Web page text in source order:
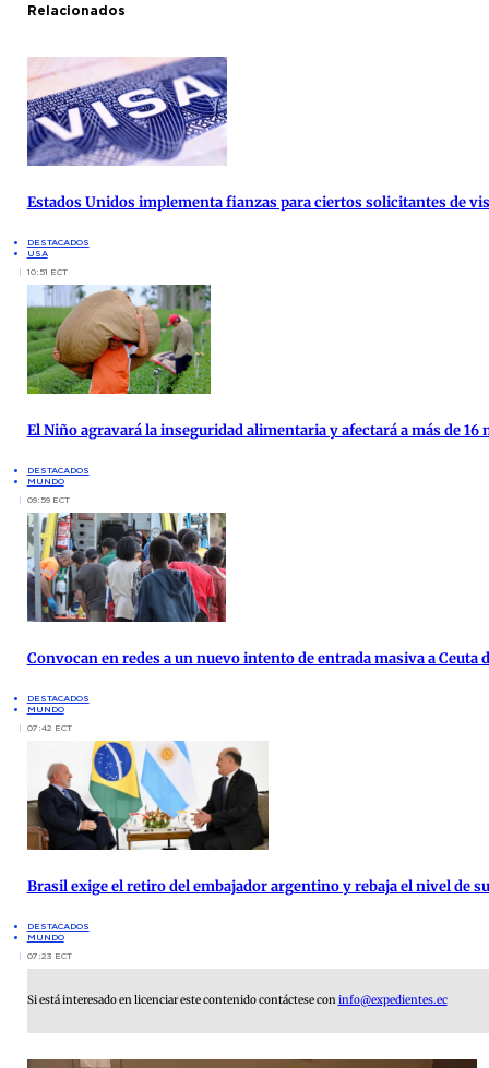
Relacionados
Estados Unidos implementa fianzas para ciertos solicitantes de
DESTACADOS
USA
10:51 ECT
El Niño agravará la inseguridad alimentaria y afectará a más de
DESTACADOS
MUNDO
09:59 ECT
Convocan en redes a un nuevo intento de entrada masiva a Ceuta
DESTACADOS
MUNDO
07:42 ECT
Brasil exige el retiro del embajador argentino y rebaja el nivel de
DESTACADOS
MUNDO
07:23 ECT
Si está interesado en licenciar este contenido contáctese coninfo@expedientes.ec